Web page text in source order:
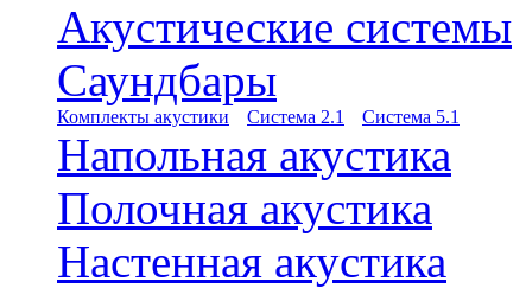
Акустические системы
Саундбары
Комплекты акустики Система 2.1 Система 5.1
Напольная акустика
Полочная акустика
Настенная акустика